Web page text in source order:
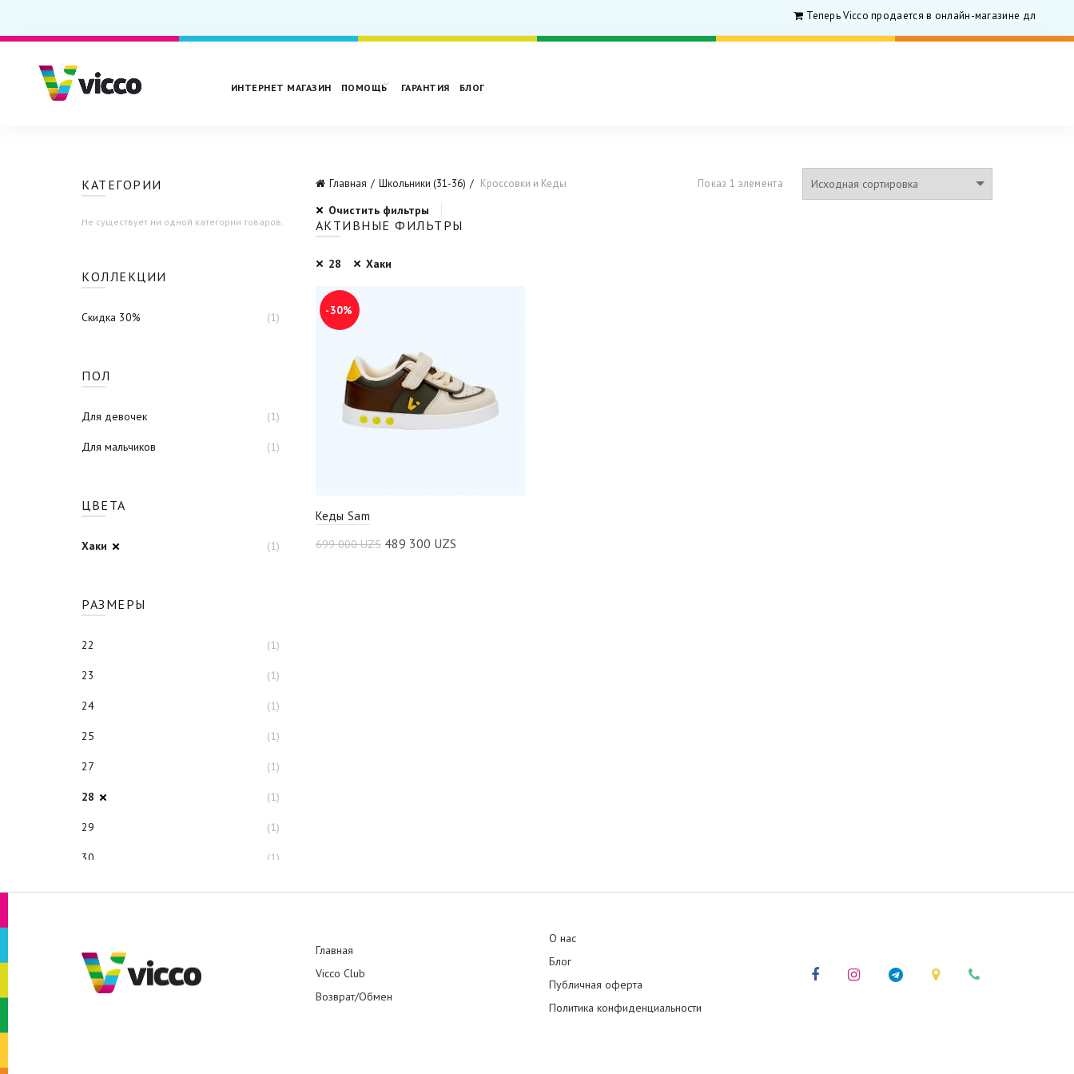
Теперь Vicco продается в онлайн-магазине для
ИНТЕРНЕТ МАГАЗИН ПОМОЩЬ ГАРАНТИЯ БЛОГ
Главная Школьники (31-36) Кроссовки и Кеды Показ 1 элемента
Очистить фильтры
АКТИВНЫЕ ФИЛЬТРЫ
28 Хаки
-30%
Кеды Sam
699 000UZS 489 300 UZS
КАТЕГОРИИ
Не существует ни одной категории товаров.
КОЛЛЕКЦИИ
Скидка 30% (1)
ПОЛ
Для девочек (1)
Для мальчиков (1)
ЦВЕТА
Хаки (1)
РАЗМЕРЫ
22 (1)
23 (1)
24 (1)
25 (1)
27 (1)
28 (1)
29 (1)
30 (1)
Главная
Vicco Club
Возврат/Обмен
О нас
Блог
Публичная оферта
Политика конфиденциальности